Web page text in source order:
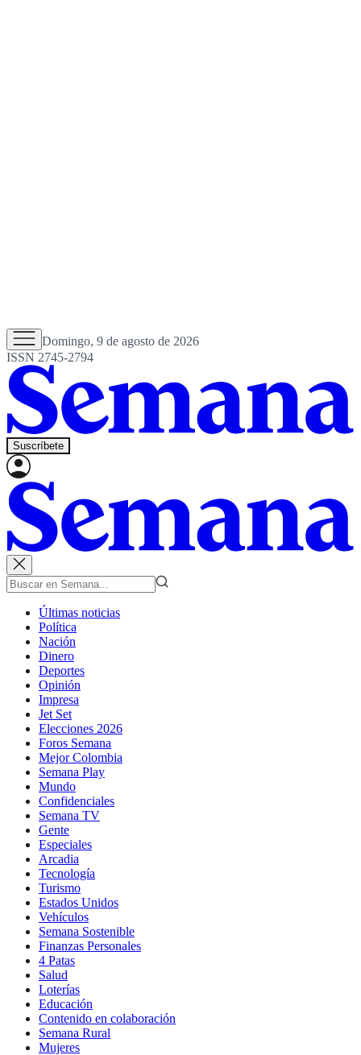
Domingo, 9 de agosto de 2026
ISSN 2745-2794
Suscríbete
Últimas noticias
Política
Nación
Dinero
Deportes
Opinión
Impresa
Jet Set
Elecciones 2026
Foros Semana
Mejor Colombia
Semana Play
Mundo
Confidenciales
Semana TV
Gente
Especiales
Arcadia
Tecnología
Turismo
Estados Unidos
Vehículos
Semana Sostenible
Finanzas Personales
4 Patas
Salud
Loterías
Educación
Contenido en colaboración
Semana Rural
Mujeres